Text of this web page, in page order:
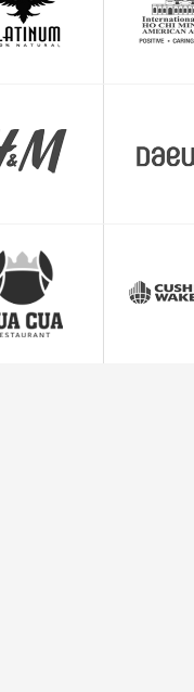
trọng